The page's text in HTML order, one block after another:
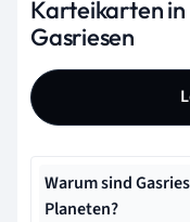
Karteikarten in
Gasriesen
Warum sind
Planeten?